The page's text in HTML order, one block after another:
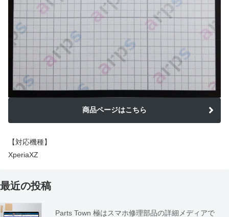
商品ページはこちら
【対応機種】
XperiaXZ
最近の投稿
Parts Town 極はスマホ修理部品の詳細メディアで